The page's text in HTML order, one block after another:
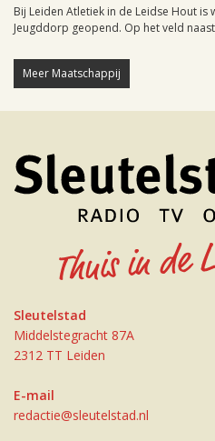
Bij Leiden Atletiek in de Leidse Hout is
Jeugddorp geopend. Op het veld
Meer Maatschappij
Sleutelstad
Middelstegracht 87A
2312 TT Leiden
E-mail
redactie@sleutelstad.nl